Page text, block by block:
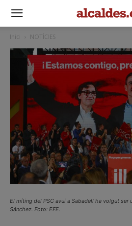
Inici NOTÍCIES
El míting del PSC avui a Sabadell ha volgut ser
Sánchez. Foto: EFE.